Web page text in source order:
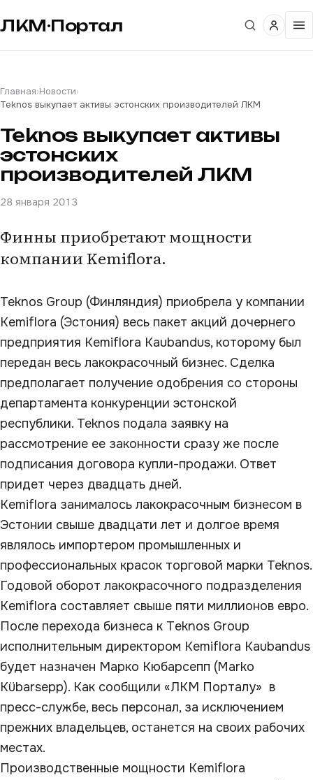
ЛКМ·Портал
Главная›Новости›
Teknos выкупает активы эстонских производителей ЛКМ
Teknos выкупает активы
эстонских
производителей ЛКМ
28 января 2013
Финны приобретают мощности
компании Kemiflora.
Teknos Group (Финляндия) приобрела у компании
Kemiflora (Эстония) весь пакет акций дочернего
предприятия Kemiflora Kaubandus, которому был
передан весь лакокрасочный бизнес. Сделка
предполагает получение одобрения со стороны
департамента конкуренции эстонской
республики. Teknos подала заявку на
рассмотрение ее законности сразу же после
подписания договора купли-продажи. Ответ
придет через двадцать дней.
Kemiflora занималось лакокрасочным бизнесом в
Эстонии свыше двадцати лет и долгое время
являлось импортером промышленных и
профессиональных красок торговой марки Teknos.
Годовой оборот лакокрасочного подразделения
Kemiflora составляет свыше пяти миллионов евро.
После перехода бизнеса к Тeknos Group
исполнительным директором Kemiflora Kaubandus
будет назначен Марко Кюбарсепп (Marko
Kübarsepp). Как сообщили «ЛКМ Порталу» в
пресс-службе, весь персонал, за исключением
прежних владельцев, останется на своих рабочих
местах.
Производственные мощности Kemiflora